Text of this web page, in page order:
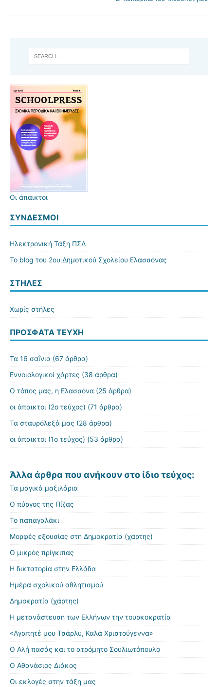
Οι άπαικτοι
ΣΎΝΔΕΣΜΟΙ
Ηλεκτρονική Τάξη ΠΣΔ
Το blog του 2ου Δημοτικού Σχολείου Ελασσόνας
ΣΤΗΛΕΣ
Χωρίς στήλες
ΠΡΌΣΦΑΤΑ ΤΕΎΧΗ
Τα 16 σαΐνια (67 άρθρα)
Εννοιολογικοί χάρτες (38 άρθρα)
Ο τόπος μας, η Ελασσόνα (25 άρθρα)
οι άπαικτοι (2ο τεύχος) (71 άρθρα)
Τα σταυρόλεξά μας (28 άρθρα)
οι άπαικτοι (1ο τεύχος) (53 άρθρα)
Άλλα άρθρα που ανήκουν στο ίδιο τεύχος:
Τα μαγικά μαξιλάρια
Ο πύργος της Πίζας
Το παπαγαλάκι
Μορφές εξουσίας στη Δημοκρατία (χάρτης)
Ο μικρός πρίγκιπας
Η δικτατορία στην Ελλάδα
Ημέρα σχολικού αθλητισμού
Δημοκρατία (χάρτης)
Η μετανάστευση των Ελλήνων την τουρκοκρατία
«Αγαπητέ μου Τσάρλυ, Καλά Χριστούγεννα»
Ο Αλή πασάς και το ατρόμητο Σουλιωτόπουλο
Ο Αθανάσιος Διάκος
Οι εκλογές στην τάξη μας